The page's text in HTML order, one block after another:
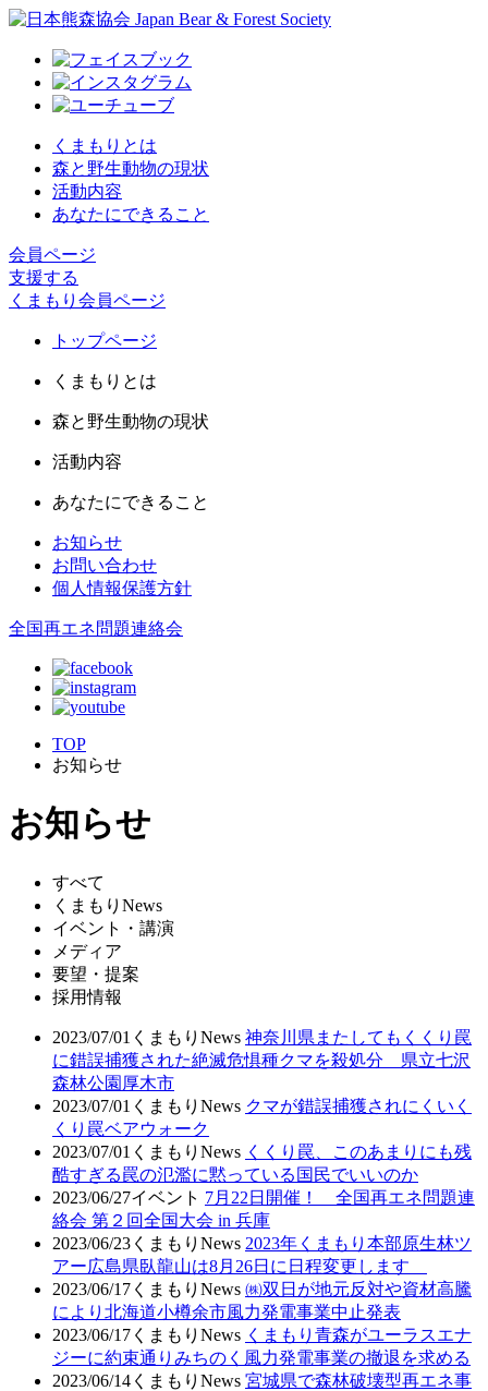
くまもりとは
森と野生動物の現状
活動内容
あなたにできること
会員ページ
支援する
くまもり会員ページ
トップページ
くまもりとは
森と野生動物の現状
活動内容
あなたにできること
お知らせ
お問い合わせ
個人情報保護方針
全国再エネ問題連絡会
TOP
お知らせ
お知らせ
すべて
くまもりNews
イベント・講演
メディア
要望・提案
採用情報
2023/07/01 くまもりNews 神奈川県またしてもくくり罠
に錯誤捕獲された絶滅危惧種クマを殺処分 県立七沢
森林公園厚木市
2023/07/01 くまもりNews クマが錯誤捕獲されにくいく
くり罠ベアウォーク
2023/07/01 くまもりNews くくり罠、このあまりにも残
酷すぎる罠の氾濫に黙っている国民でいいのか
2023/06/27イベント 7月22日開催！ 全国再エネ問題連
絡会 第２回全国大会 in 兵庫
2023/06/23 くまもりNews 2023年くまもり本部原生林ツ
アー広島県臥龍山は8月26日に日程変更します
2023/06/17 くまもりNews ㈱双日が地元反対や資材高騰
により北海道小樽余市風力発電事業中止発表
2023/06/17 くまもりNews くまもり青森がユーラスエナ
ジーに約束通りみちのく風力発電事業の撤退を求める
2023/06/14 くまもりNews 宮城県で森林破壊型再エネ事